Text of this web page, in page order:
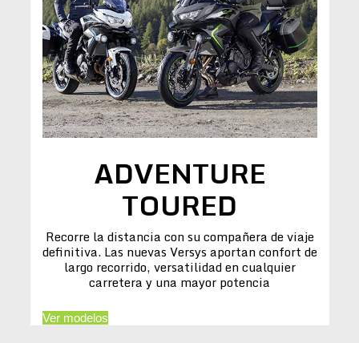
ADVENTURE
TOURED
Recorre la distancia con su compañera de viaje
definitiva. Las nuevas Versys aportan confort de
largo recorrido, versatilidad en cualquier
carretera y una mayor potencia
Ver modelos